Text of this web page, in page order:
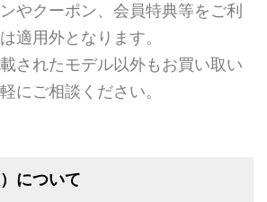
やクーポン、会員特典等をご利
適用外となります。
されたモデル以外もお買い取い
にご相談ください。
について